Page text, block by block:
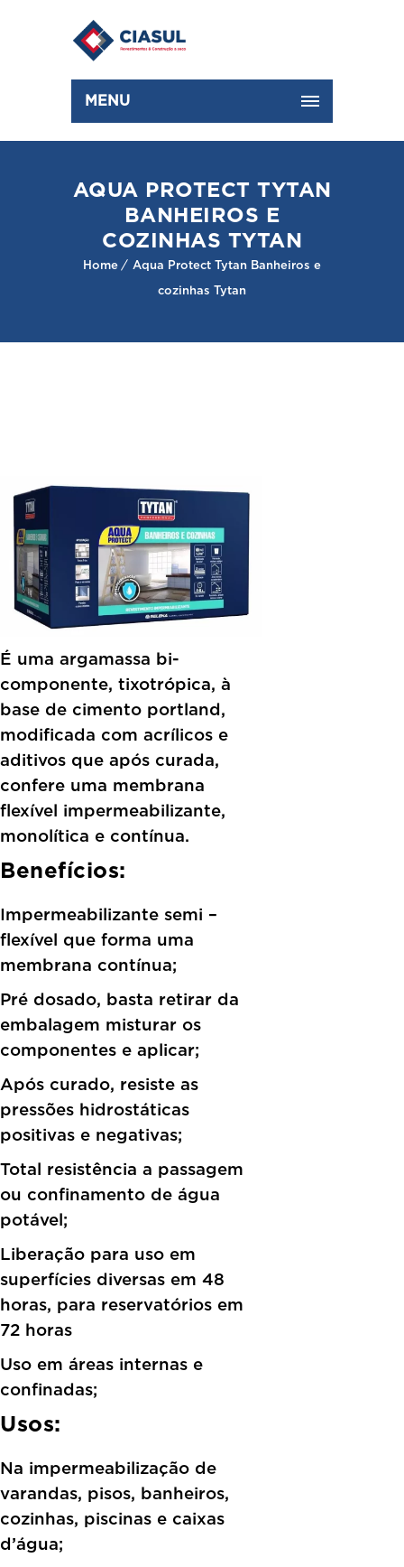
MENU
AQUA PROTECT TYTAN
BANHEIROS E
COZINHAS TYTAN
Home
Aqua Protect Tytan Banheiros e
cozinhas Tytan
É uma argamassa bi-
componente, tixotrópica, à
base de cimento portland,
modificada com acrílicos e
aditivos que após curada,
confere uma membrana
flexível impermeabilizante,
monolítica e contínua.
Benefícios:
Impermeabilizante semi –
flexível que forma uma
membrana contínua;
Pré dosado, basta retirar da
embalagem misturar os
componentes e aplicar;
Após curado, resiste as
pressões hidrostáticas
positivas e negativas;
Total resistência a passagem
ou confinamento de água
potável;
Liberação para uso em
superfícies diversas em 48
horas, para reservatórios em
72 horas
Uso em áreas internas e
confinadas;
Usos:
Na impermeabilização de
varandas, pisos, banheiros,
cozinhas, piscinas e caixas
d’água;